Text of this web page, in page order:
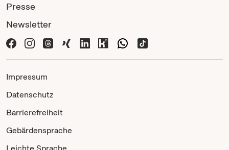
Presse
Newsletter
Impressum
Datenschutz
Barrierefreiheit
Gebärdensprache